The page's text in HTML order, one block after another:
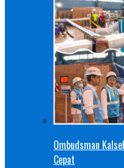
Ombudsman
Cepat